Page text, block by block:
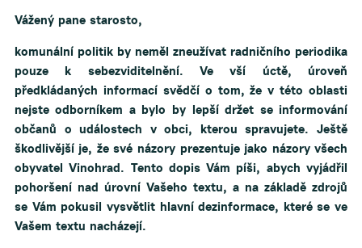
Vážený pane starosto,
komunální politik by neměl zneužívat radničního periodika
pouze k sebezviditelnění. Ve vší úctě, úroveň
předkládaných informací svědčí o tom, že v této oblasti
nejste odborníkem a bylo by lepší držet se informování
občanů o událostech v obci, kterou spravujete. Ještě
škodlivější je, že své názory prezentuje jako názory všech
obyvatel Vinohrad. Tento dopis Vám píši, abych vyjádřil
pohoršení nad úrovní Vašeho textu, a na základě zdrojů
se Vám pokusil vysvětlit hlavní dezinformace, které se ve
Vašem textu nacházejí.